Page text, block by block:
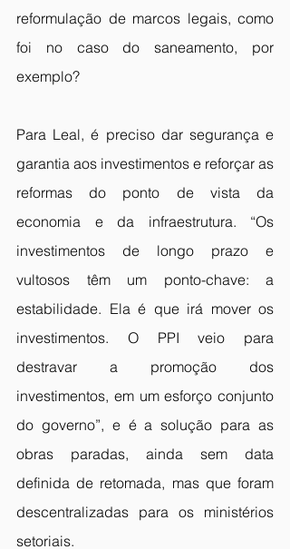
reformulação de marcos legais, como
foi no caso do saneamento, por
exemplo?
Para Leal, é preciso dar segurança e
garantia aos investimentos e reforçar as
reformas do ponto de vista da
economia e da infraestrutura. “Os
investimentos de longo prazo e
vultosos têm um ponto-chave: a
estabilidade. Ela é que irá mover os
investimentos. O PPI veio para
destravar a promoção dos
investimentos, em um esforço conjunto
do governo”, e é a solução para as
obras paradas, ainda sem data
definida de retomada, mas que foram
descentralizadas para os ministérios
setoriais.